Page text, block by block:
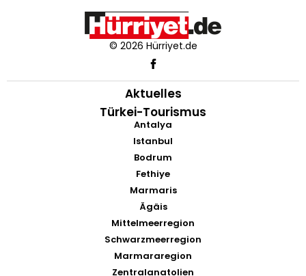
© 2026 Hürriyet.de
Aktuelles
Türkei-Tourismus
Antalya
Istanbul
Bodrum
Fethiye
Marmaris
Ägäis
Mittelmeerregion
Schwarzmeerregion
Marmararegion
Zentralanatolien